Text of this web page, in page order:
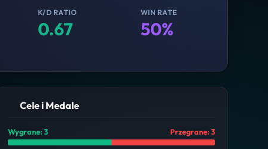
K/D RATIO
0.67
WIN RATE
50%
Cele i Medale
Wygrane: 3 Przegrane: 3